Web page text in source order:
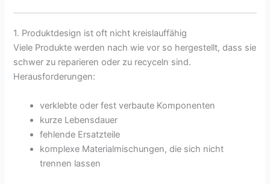
1. Produktdesign ist oft nicht kreislauffähig
Viele Produkte werden nach wie vor so hergestellt, dass sie
schwer zu reparieren oder zu recyceln sind.
Herausforderungen:
verklebte oder fest verbaute Komponenten
kurze Lebensdauer
fehlende Ersatzteile
komplexe Materialmischungen, die sich nicht
trennen lassen